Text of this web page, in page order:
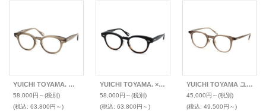
YUICHI TOYAMA. ユウイチ トヤマ メガネ U-128RS IND
58,000円～(税別)
(税込: 63,800円～)
YUICHI TOYAMA. × ポンメガネ メガネ U-128RS IND
58,000円～(税別)
(税込: 63,800円～)
YUICHI TOYAMA ユウイチ トヤマ メガネ U-115 LAX
45,000円～(税別)
(税込: 49,500円～)